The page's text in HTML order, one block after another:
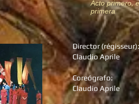
Acto primero,
primera
Director (régisseur):
Claudio Aprile
Coreógrafo:
Claudio Aprile